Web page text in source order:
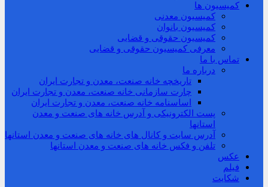
کمیسیون ها
کمیسیون معدنی
کمیسیون بانوان
کمیسیون حقوقی و قضایی
معرفی کمیسیون حقوقی و قضایی
تماس با ما
درباره ما
تاریخچه خانه صنعت، معدن و تجارت ایران
چارت سازمانی خانه صنعت، معدن و تجارت ایران
اساسنامه خانه صنعت، معدن و تجارت ایران
پست الکترونیکی و آدرس خانه های صنعت و معدن
استانها
آدرس سایت و کانال های خانه های صنعت و معدن استانها
تلفن و فکس خانه های صنعت و معدن استانها
عکس
فیلم
شکایت